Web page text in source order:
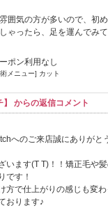
囲気の方が多いので、初
ゃったら、足を運んでみて
ポン利用なし
メニュー] カット
からの返信コメント
へのご来店誠にありがと
います(T T)！！矯正毛や
です！
方で仕上がりの感じも変
おります♪